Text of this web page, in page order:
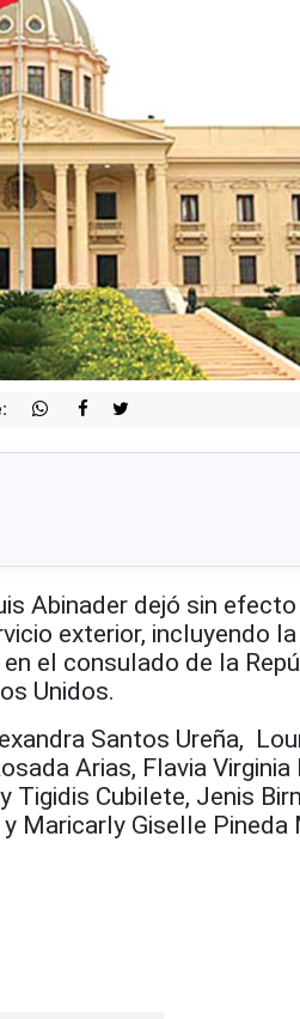
Abinader dejó sin
exterior, incluyendo la
el consulado de la
Unidos.
Santos Ureña,
Arias, Flavia Virginia
Tigidis Cubilete, Jenis
Maricarly Giselle Pineda